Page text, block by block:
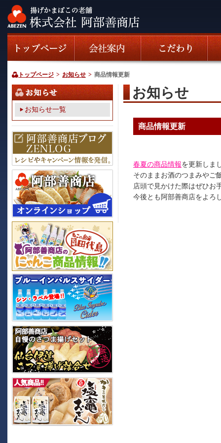
トップページ > お知らせ > 商品情報更新
お知らせ一覧
お知らせ
商品情報更新
春夏の商品情報を更新しま
そのままお酒のつまみやご
店頭で見かけた際はぜひお
今後とも阿部善商店をよろ